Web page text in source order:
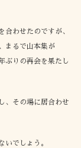
合わせたのですが、
まるで山本集が
ぶりの再会を果たし
、その場に居合わせ
いでしょう。